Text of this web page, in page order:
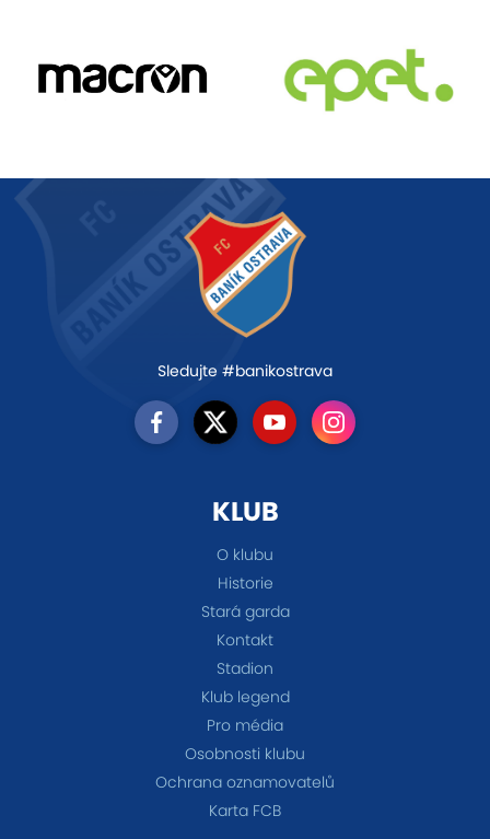
Sledujte #banikostrava
KLUB
O klubu
Historie
Stará garda
Kontakt
Stadion
Klub legend
Pro média
Osobnosti klubu
Ochrana oznamovatelů
Karta FCB